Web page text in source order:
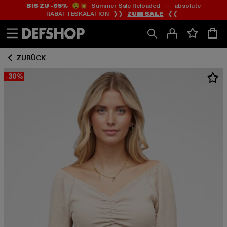
Zum
Inhalt
springen
Zum
Fußzeile
springen
BIS ZU -65%😲💥 Summer Sale Reloaded — absolute
RABATTESKALATION ❯❯ ZUM SALE ❮❮
ZURÜCK
-30%